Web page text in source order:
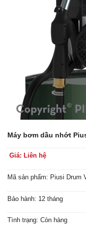
Máy bơm dầu nhớt
Giá: Liên hệ
Mã sản phẩm: Piusi Drum
Bảo hành: 12 tháng
Tình trạng: Còn hàng